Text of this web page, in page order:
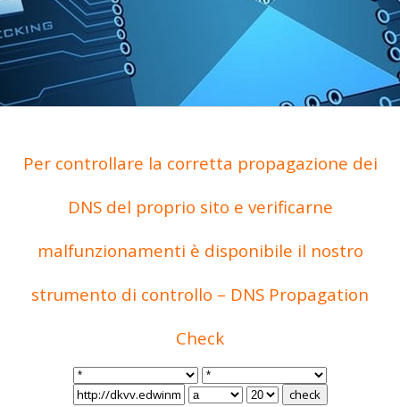
Per controllare la corretta propagazione dei
DNS del proprio sito e verificarne
malfunzionamenti è disponibile il nostro
strumento di controllo – DNS Propagation
Check